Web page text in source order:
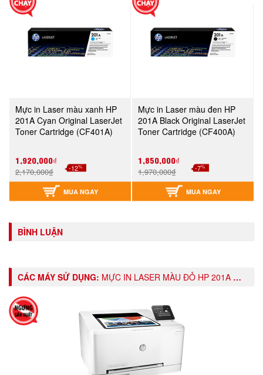
Mực in Laser màu xanh HP
201A Cyan Original LaserJet
Toner Cartridge (CF401A)
1,920,000₫
2,170,000₫ -12%
MUA NGAY
Mực in Laser màu đen HP
201A Black Original LaserJet
Toner Cartridge (CF400A)
1,850,000₫
1,970,000₫ -7%
MUA NGAY
BÌNH LUẬN
CÁC MÁY SỬ DỤNG: MỰC IN LASER MÀU ĐỎ HP 201A MAGENTA ORIGINAL LASERJET TONER CARTRIDGE (CF403A)